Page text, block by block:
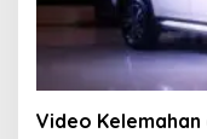
Video Kelemahan